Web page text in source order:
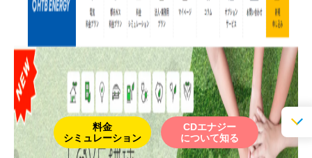
料金
シミュレーション
CDエナジー
について知る